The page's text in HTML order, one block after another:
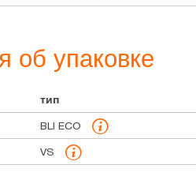
об упаковке
тип
BLI ECO
VS